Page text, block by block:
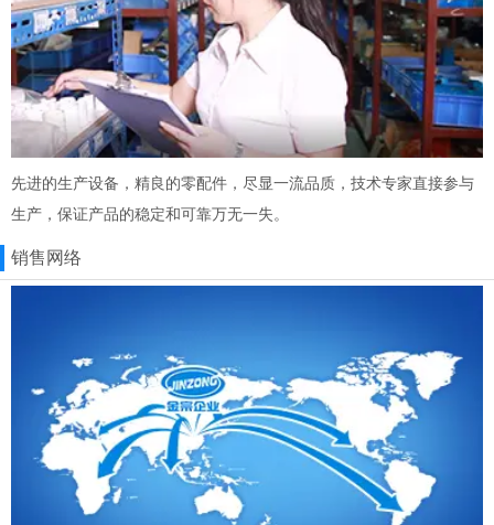
先进的生产设备，精良的零配件，尽显一流品质，技术专家直接参与
生产，保证产品的稳定和可靠万无一失。
销售网络